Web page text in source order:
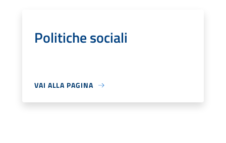
Politiche sociali
VAI ALLA PAGINA